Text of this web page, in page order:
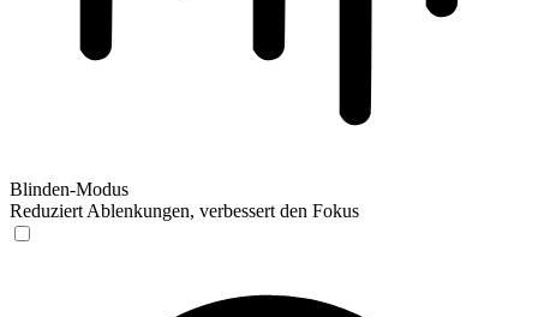
Blinden-Modus
Reduziert Ablenkungen, verbessert den Fokus